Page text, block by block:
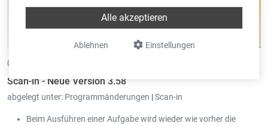
Einstellungen
Ablehnen
Alle akzeptieren
06.03.2024 •
Scan-in - Neue Version 3.58
abgelegt unter: Programmänderungen |Scan-in
Beim Ausführen einer Aufgabe wird wieder wie vorher die